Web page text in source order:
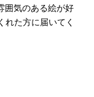
囲気のある絵が好
れた方に届いてく